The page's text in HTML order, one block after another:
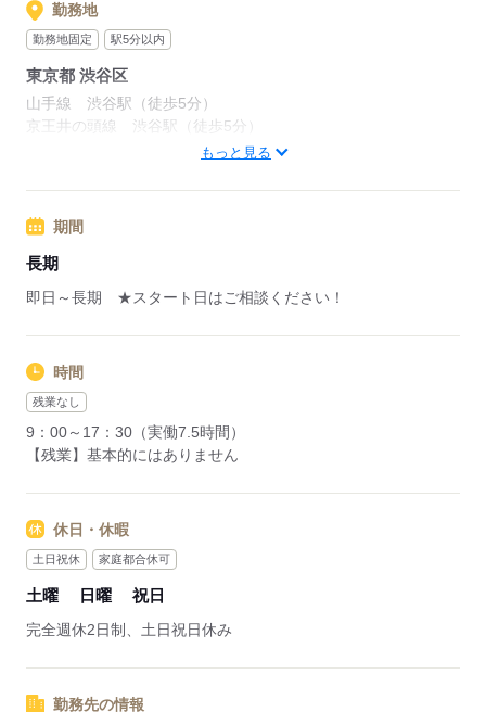
勤務地
勤務地固定 駅5分以内
東京都 渋谷区
山手線 渋谷駅（徒歩5分）
京王井の頭線 渋谷駅（徒歩5分）
東京メトロ半蔵門線 渋谷駅（徒歩5分）
もっと見る
期間
長期
即日～長期 ★スタート日はご相談ください！
時間
残業なし
9：00～17：30（実働7.5時間）
【残業】基本的にはありません
休日・休暇
土日祝休 家庭都合休可
土曜 日曜 祝日
完全週休2日制、土日祝日休み
勤務先の情報